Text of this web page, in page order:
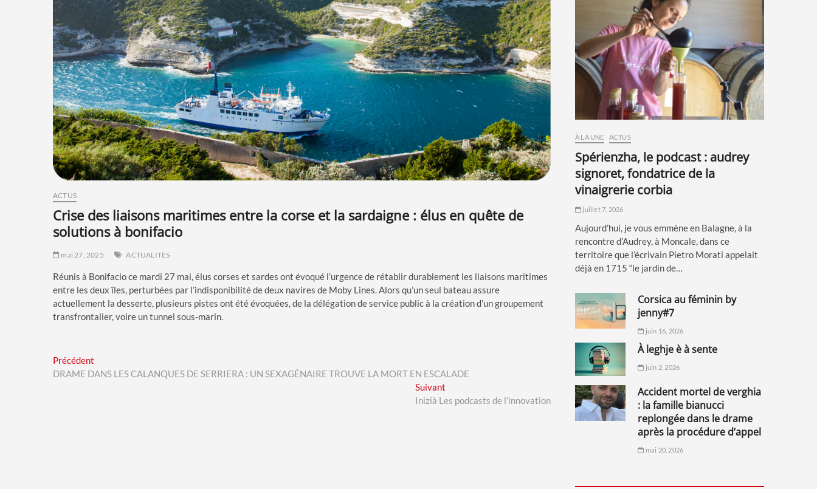
ACTUS
crise des liaisons maritimes entre la corse et la sardaigne : élus en quête de
solutions à bonifacio
mai 27, 2025 ACTUALITES
Réunis à Bonifacio ce mardi 27 mai, élus corses et sardes ont évoqué l’urgence de rétablir durablement les liaisons maritimes
entre les deux îles, perturbées par l’indisponibilité de deux navires de Moby Lines. Alors qu’un seul bateau assure
actuellement la desserte, plusieurs pistes ont été évoquées, de la délégation de service public à la création d’un groupement
transfrontalier, voire un tunnel sous-marin.
Navigation
de
Précédent
post:
DRAME DANS LES CALANQUES DE SERRIERA : UN SEXAGÉNAIRE TROUVE LA MORT EN ESCALADE
Suivant
post:
Inizià Les podcasts de l’innovation
À LA UNE ACTUS
spérienzha, le podcast : audrey
signoret, fondatrice de la
vinaigrerie corbia
juillet 7, 2026
Aujourd’hui, je vous emmène en Balagne, à la
rencontre d’Audrey, à Moncale, dans ce
territoire que l’écrivain Pietro Morati appelait
déjà en 1715 “le jardin de…
corsica au féminin by
jenny#7
juin 16, 2026
à leghje è à sente
juin 2, 2026
accident mortel de verghia
: la famille bianucci
replongée dans le drame
après la procédure d’appel
mai 20, 2026